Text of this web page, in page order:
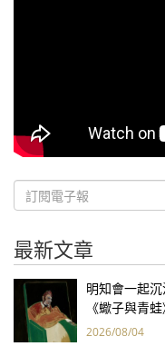
最新文章
明知會一起
《蠍子與青
2026/08/04